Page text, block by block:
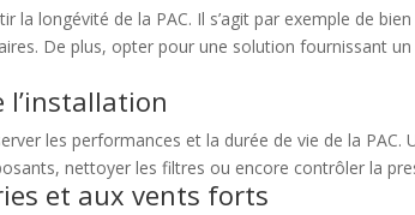
la longévité de la PAC. Il s’agit par exemple de
De plus, opter pour une solution fournissant
l’installation
les performances et la durée de vie de la
nettoyer les filtres ou encore contrôler la
et aux vents forts